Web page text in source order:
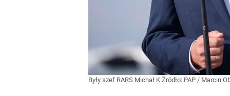
Były szef RARS Michał K Źródło: PAP / Marcin